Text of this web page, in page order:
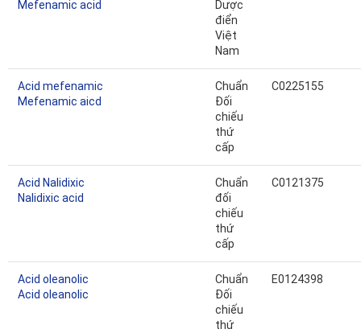
Mefenamic acid
Dược
điển
Việt
Nam
Acid mefenamic
Mefenamic aicd
Chuẩn
Đối
chiếu
thứ
cấp
C0225155
Acid Nalidixic
Nalidixic acid
Chuẩn
đối
chiếu
thứ
cấp
C0121375
Acid oleanolic
Acid oleanolic
Chuẩn
Đối
chiếu
thứ
E0124398